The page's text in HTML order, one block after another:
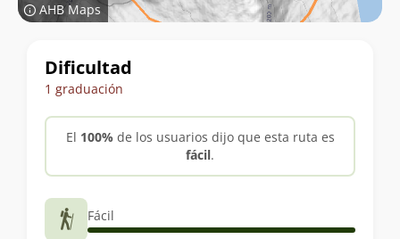
AHB Maps
Datos
del
trekking
Dificultad
1 graduación
El 100% de los usuarios dijo que esta ruta es
fácil.
Fácil